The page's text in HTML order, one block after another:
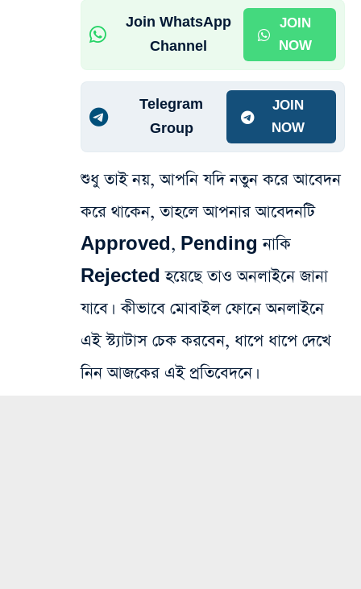
Join WhatsApp
Channel
JOIN
NOW
Telegram
Group
JOIN
NOW
শুধু তাই নয়, আপনি যদি নতুন করে আবেদন
করে থাকেন, তাহলে আপনার আবেদনটি
Approved, Pending নাকি
Rejected হয়েছে তাও অনলাইনে জানা
যাবে। কীভাবে মোবাইল ফোনে অনলাইনে
এই স্ট্যাটাস চেক করবেন, ধাপে ধাপে দেখে
নিন আজকের এই প্রতিবেদনে।